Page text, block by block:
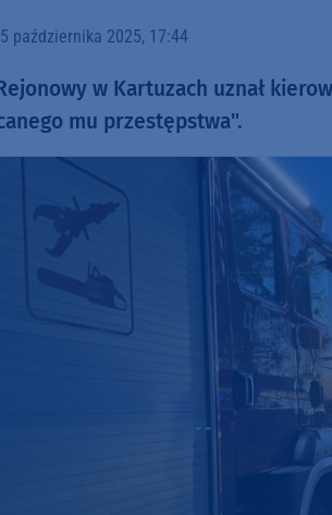
października 2025, 17:44
w Kartuzach uznał
mu przestępstwa".